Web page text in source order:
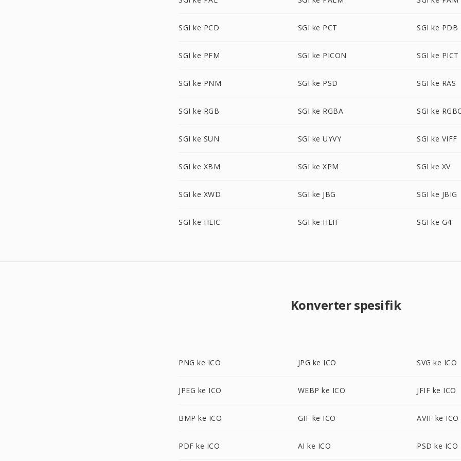
SGI ke PCD SGI ke PCT SGI ke PDB
SGI ke PFM SGI ke PICON SGI ke PICT
SGI ke PNM SGI ke PSD SGI ke RAS
SGI ke RGB SGI ke RGBA SGI ke
SGI ke SUN SGI ke UYVY SGI ke VIFF
SGI ke XBM SGI ke XPM SGI ke XV
SGI ke XWD SGI ke JBG SGI ke JBIG
SGI ke HEIC SGI ke HEIF SGI ke G4
Konverter spesifik
PNG ke ICO JPG ke ICO SVG ke ICO
JPEG ke ICO WEBP ke ICO JFIF ke ICO
BMP ke ICO GIF ke ICO AVIF ke ICO
PDF ke ICO AI ke ICO PSD ke ICO